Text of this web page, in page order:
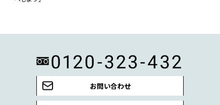
お問い合わせ